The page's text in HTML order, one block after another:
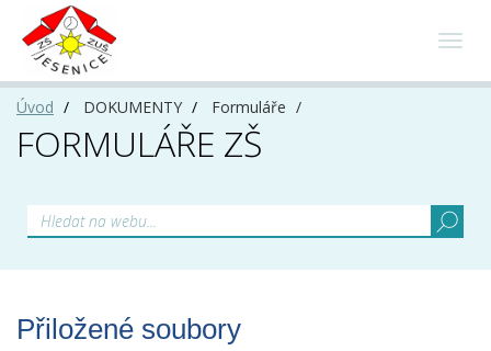
Úvod DOKUMENTY Formuláře
FORMULÁŘE ZŠ
Přiložené soubory